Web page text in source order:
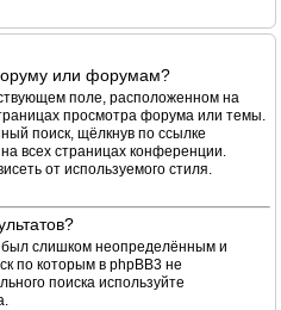
или форумам?
поле, расположенном на
просмотра форума или темы.
поиск, щёлкнув по ссылке
всех страницах конференции.
от используемого стиля.
слишком неопределённым и
по которым в phpBB3 не
поиска используйте